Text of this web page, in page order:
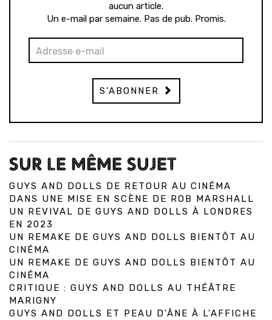
aucun article.
Un e-mail par semaine. Pas de pub. Promis.
S'ABONNER
SUR LE MÊME SUJET
GUYS AND DOLLS DE RETOUR AU CINÉMA
DANS UNE MISE EN SCÈNE DE ROB MARSHALL
UN REVIVAL DE GUYS AND DOLLS À LONDRES
EN 2023
UN REMAKE DE GUYS AND DOLLS BIENTÔT AU
CINÉMA
UN REMAKE DE GUYS AND DOLLS BIENTÔT AU
CINÉMA
CRITIQUE : GUYS AND DOLLS AU THÉÂTRE
MARIGNY
GUYS AND DOLLS ET PEAU D'ÂNE À L'AFFICHE